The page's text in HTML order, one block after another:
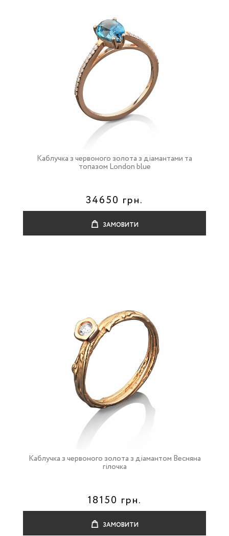
Каблучка з червоного золота з діамантами та
топазом London blue
34650 грн.
ЗАМОВИТИ
Каблучка з червоного золота з діамантом Весняна
гілочка
18150 грн.
ЗАМОВИТИ